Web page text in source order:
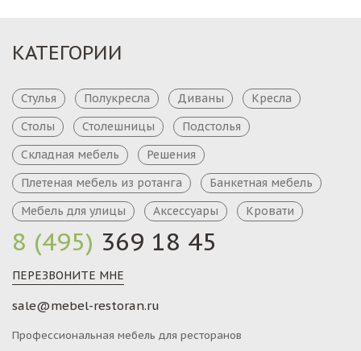
8 (495) 369 18 45
ПЕРЕЗВОНИТЕ МНЕ
sale@mebel-restoran.ru
Профессиональная мебель для ресторанов
КАТЕГОРИИ
Стулья Полукресла Диваны
Кресла
Столы
Столешницы
Подстолья
Складная мебель
Решения
Плетеная мебель из ротанга
Банкетная мебель
Мебель для улицы
Аксессуары Кровати